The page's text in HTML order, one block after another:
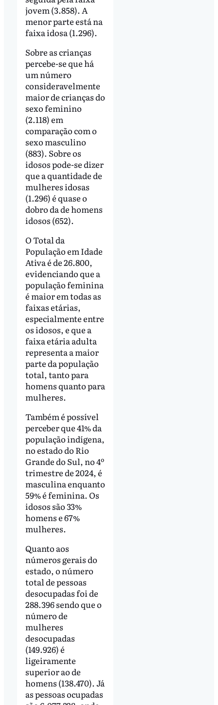
jovem (3.858). A
menor parte está na
faixa idosa (1.296).
Sobre as crianças
percebe-se que há
um número
consideravelmente
maior de crianças do
sexo feminino
(2.118) em
comparação com o
sexo masculino
(883). Sobre os
idosos pode-se dizer
que a quantidade de
mulheres idosas
(1.296) é quase o
dobro da de homens
idosos (652).
O Total da
População em Idade
Ativa é de 26.800,
evidenciando que a
população feminina
é maior em todas as
faixas etárias,
especialmente entre
os idosos, e que a
faixa etária adulta
representa a maior
parte da população
total, tanto para
homens quanto para
mulheres.
Também é possível
perceber que 41% da
população indígena,
no estado do Rio
Grande do Sul, no 4º
trimestre de 2024, é
masculina enquanto
59% é feminina. Os
idosos são 33%
homens e 67%
mulheres.
Quanto aos
números gerais do
estado, o número
total de pessoas
desocupadas foi de
288.396 sendo que o
número de
mulheres
desocupadas
(149.926) é
ligeiramente
superior ao de
homens (138.470). Já
as pessoas ocupadas